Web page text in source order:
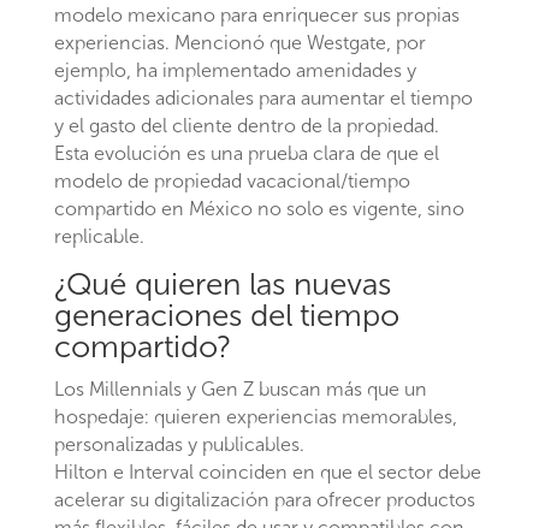
modelo mexicano para enriquecer sus propias
experiencias. Mencionó que Westgate, por
ejemplo, ha implementado amenidades y
actividades adicionales para aumentar el tiempo
y el gasto del cliente dentro de la propiedad.
Esta evolución es una prueba clara de que el
modelo de propiedad vacacional/tiempo
compartido en México no solo es vigente, sino
replicable.
¿Qué quieren las nuevas
generaciones del tiempo
compartido?
Los Millennials y Gen Z buscan más que un
hospedaje: quieren experiencias memorables,
personalizadas y publicables.
Hilton e Interval coinciden en que el sector debe
acelerar su digitalización para ofrecer productos